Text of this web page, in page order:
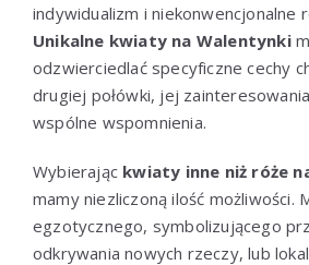
indywidualizm i niekonwencjonalne
Unikalne kwiaty na Walentynki
odzwierciedlać specyficzne cechy
drugiej połówki, jej
wspólne wspomnienia.
Wybierając kwiaty inne niż róże
mamy niezliczoną ilość możliwości.
egzotycznego, symbolizującego
odkrywania nowych rzeczy, lub